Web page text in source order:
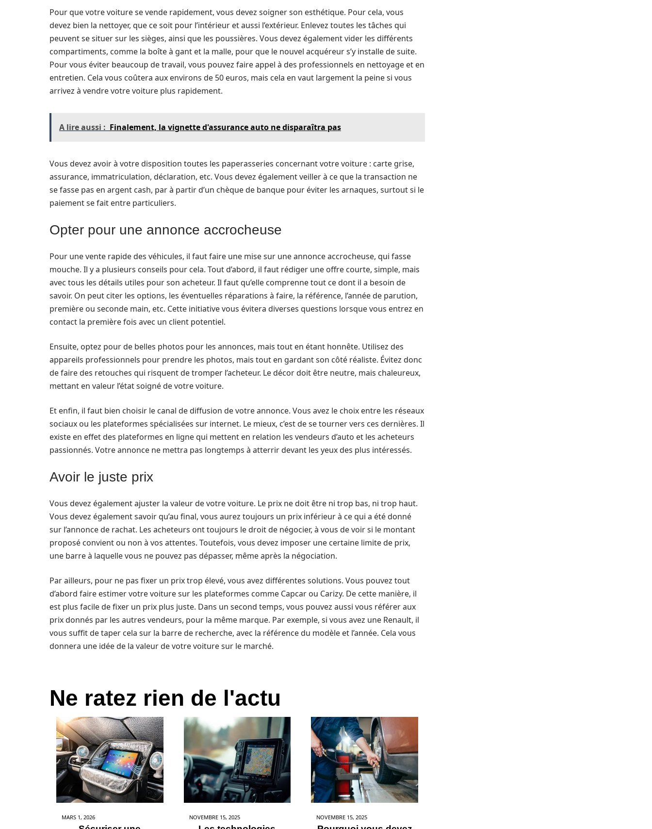
Pour que votre voiture se vende rapidement, vous devez soigner son esthétique. Pour cela, vous
devez bien la nettoyer, que ce soit pour l’intérieur et aussi l’extérieur. Enlevez toutes les tâches qui
peuvent se situer sur les sièges, ainsi que les poussières. Vous devez également vider les différents
compartiments, comme la boîte à gant et la malle, pour que le nouvel acquéreur s’y installe de suite.
Pour vous éviter beaucoup de travail, vous pouvez faire appel à des professionnels en nettoyage et en
entretien. Cela vous coûtera aux environs de 50 euros, mais cela en vaut largement la peine si vous
arrivez à vendre votre voiture plus rapidement.
A lire aussi : Finalement, la vignette d'assurance auto ne disparaîtra pas
Vous devez avoir à votre disposition toutes les paperasseries concernant votre voiture : carte grise,
assurance, immatriculation, déclaration, etc. Vous devez également veiller à ce que la transaction ne
se fasse pas en argent cash, par à partir d’un chèque de banque pour éviter les arnaques, surtout si le
paiement se fait entre particuliers.
Opter pour une annonce accrocheuse
Pour une vente rapide des véhicules, il faut faire une mise sur une annonce accrocheuse, qui fasse
mouche. Il y a plusieurs conseils pour cela. Tout d’abord, il faut rédiger une offre courte, simple, mais
avec tous les détails utiles pour son acheteur. Il faut qu’elle comprenne tout ce dont il a besoin de
savoir. On peut citer les options, les éventuelles réparations à faire, la référence, l’année de parution,
première ou seconde main, etc. Cette initiative vous évitera diverses questions lorsque vous entrez en
contact la première fois avec un client potentiel.
Ensuite, optez pour de belles photos pour les annonces, mais tout en étant honnête. Utilisez des
appareils professionnels pour prendre les photos, mais tout en gardant son côté réaliste. Évitez donc
de faire des retouches qui risquent de tromper l’acheteur. Le décor doit être neutre, mais chaleureux,
mettant en valeur l’état soigné de votre voiture.
Et enfin, il faut bien choisir le canal de diffusion de votre annonce. Vous avez le choix entre les réseaux
sociaux ou les plateformes spécialisées sur internet. Le mieux, c’est de se tourner vers ces dernières. Il
existe en effet des plateformes en ligne qui mettent en relation les vendeurs d’auto et les acheteurs
passionnés. Votre annonce ne mettra pas longtemps à atterrir devant les yeux des plus intéressés.
Avoir le juste prix
Vous devez également ajuster la valeur de votre voiture. Le prix ne doit être ni trop bas, ni trop haut.
Vous devez également savoir qu’au final, vous aurez toujours un prix inférieur à ce qui a été donné
sur l’annonce de rachat. Les acheteurs ont toujours le droit de négocier, à vous de voir si le montant
proposé convient ou non à vos attentes. Toutefois, vous devez imposer une certaine limite de prix,
une barre à laquelle vous ne pouvez pas dépasser, même après la négociation.
Par ailleurs, pour ne pas fixer un prix trop élevé, vous avez différentes solutions. Vous pouvez tout
d’abord faire estimer votre voiture sur les plateformes comme Capcar ou Carizy. De cette manière, il
est plus facile de fixer un prix plus juste. Dans un second temps, vous pouvez aussi vous référer aux
prix donnés par les autres vendeurs, pour la même marque. Par exemple, si vous avez une Renault, il
vous suffit de taper cela sur la barre de recherche, avec la référence du modèle et l’année. Cela vous
donnera une idée de la valeur de votre voiture sur le marché.
Ne ratez rien de l'actu
MARS 1, 2026 NOVEMBRE 15, 2025 NOVEMBRE 15, 2025